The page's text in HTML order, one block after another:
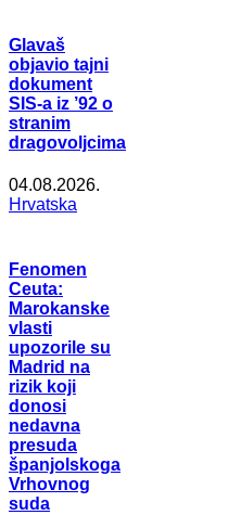
Glavaš
objavio tajni
dokument
SIS-a iz ’92 o
stranim
dragovoljcima
04.08.2026.
Hrvatska
Fenomen
Ceuta:
Marokanske
vlasti
upozorile su
Madrid na
rizik koji
donosi
nedavna
presuda
španjolskoga
Vrhovnog
suda